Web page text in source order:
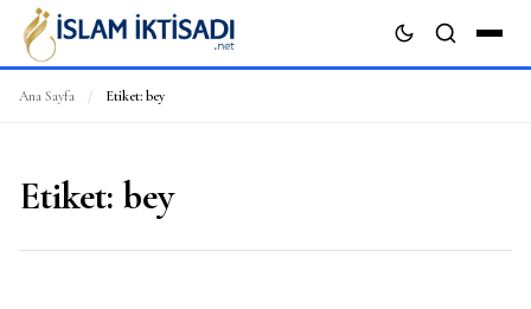
Ana Sayfa / Etiket: bey
Etiket: bey